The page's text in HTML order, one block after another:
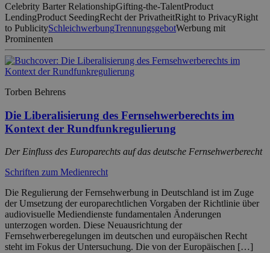
Celebrity Barter RelationshipGifting-the-TalentProduct
LendingProduct SeedingRecht der PrivatheitRight to PrivacyRight
to PublicitySchleichwerbungTrennungsgebotWerbung mit
Prominenten
Torben Behrens
Die Liberalisierung des Fernsehwerberechts im
Kontext der Rundfunkregulierung
Der Einfluss des Europarechts auf das deutsche Fernsehwerberecht
Schriften zum Medienrecht
Die Regulierung der Fernsehwerbung in Deutschland ist im Zuge
der Umsetzung der europarechtlichen Vorgaben der Richtlinie über
audiovisuelle Mediendienste fundamentalen Änderungen
unterzogen worden. Diese Neuausrichtung der
Fernsehwerberegelungen im deutschen und europäischen Recht
steht im Fokus der Untersuchung. Die von der Europäischen […]